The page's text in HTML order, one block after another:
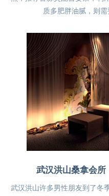
质多肥胖油腻，则
武汉洪山桑拿会
武汉洪山许多男性朋友到了冬